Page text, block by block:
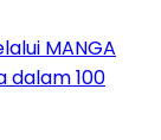
MANGA
dalam 100